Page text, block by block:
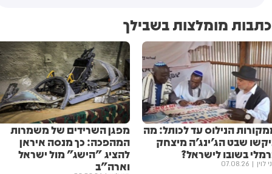
כתבות מומלצות בשבילך
הנילוס עד לכותל: מה
שבט הג'ינג'ה מיצחק
בשובו לישראל?
לוין 07.08.26
מפגן השרידים של משמרות
המהפכה: כך מנסה איראן
להציג "הישג" מול ישראל
וארה"ב